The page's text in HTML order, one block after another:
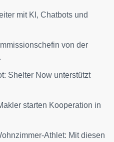
mit KI, Chatbots und
von der
Shelter Now unterstützt
starten Kooperation in
Athlet: Mit diesen